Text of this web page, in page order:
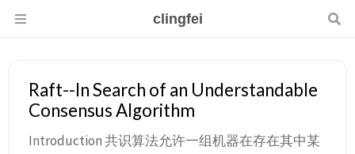
clingfei
Raft--In Search of an Understandable
Consensus Algorithm
Introduction 共识算法允许一组机器在存在其中某